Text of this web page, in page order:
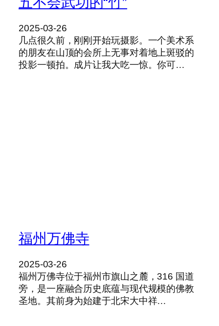
2025-03-26
几点很久前，刚刚开始玩摄影。一个美术系
的朋友在山顶的会所上无事对着地上斑驳的
投影一顿拍。成片让我大吃一惊。你可…
福州万佛寺
2025-03-26
福州万佛寺位于福州市旗山之麓，316 国道
旁，是一座融合历史底蕴与现代规模的佛教
圣地。其前身为始建于北宋大中祥…